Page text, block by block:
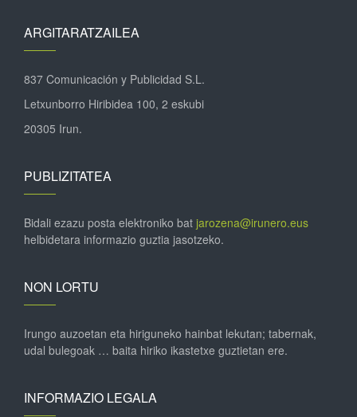
ARGITARATZAILEA
837 Comunicación y Publicidad S.L.
Letxunborro Hiribidea 100, 2 eskubi
20305 Irun.
PUBLIZITATEA
Bidali ezazu posta elektroniko bat jarozena@irunero.eus
helbidetara informazio guztia jasotzeko.
NON LORTU
Irungo auzoetan eta hiriguneko hainbat lekutan; tabernak,
udal bulegoak … baita hiriko ikastetxe guztietan ere.
INFORMAZIO LEGALA